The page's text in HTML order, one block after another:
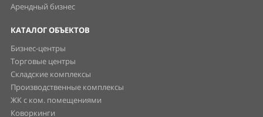
Арендный бизнес
КАТАЛОГ ОБЪЕКТОВ
Бизнес-центры
Торговые центры
Складские комплексы
Производственные комплексы
ЖК с ком. помещениями
Коворкинги